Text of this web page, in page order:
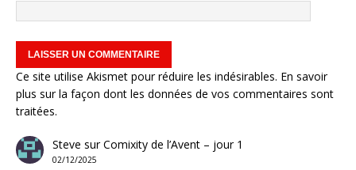
Ce site utilise Akismet pour réduire les indésirables. En savoir
plus sur la façon dont les données de vos commentaires sont
traitées.
Steve surComixity de l’Avent – jour 1
02/12/2025